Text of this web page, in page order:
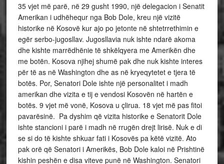
35 vjet më parë, në 29 gusht 1990, një delegacion i Senatit
Amerikan i udhëhequr nga Bob Dole, kreu një vizitë
historike në Kosovë kur ajo po jetonte në shtetrrethimin e
egër serbo-jugosllav. Jugosllavia nuk ishte ndarë akoma
dhe kishte marrëdhënie të shkëlqyera me Amerikën dhe
me botën. Kosova njihej shumë pak dhe nuk kishte interes
për të as në Washington dhe as në kryeqytetet e tjera të
botës. Por, Senatori Dole ishte një personalitet i madh
amerikan dhe vizita e tij e vendosi Kosovën në hartën e
botës. 9 vjet më vonë, Kosova u çlirua. 18 vjet më pas fitoi
pavarësinë. Pa dyshim që vizita historike e Senatorit Dole
ishte stancioni i parë i madh në rrugën drejt lirisë. Nuk e di
se si do të kishte shkuar fati i Kosovës pa këtë vizitë. Ato
pak orë që Senatori i Amerikës, Bob Dole kaloi në Prishtinë
kishin peshën e disa viteve punë në Washington. Senatori